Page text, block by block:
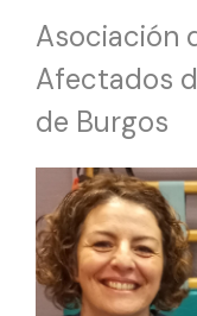
Asociación
Afectados
de Burgos